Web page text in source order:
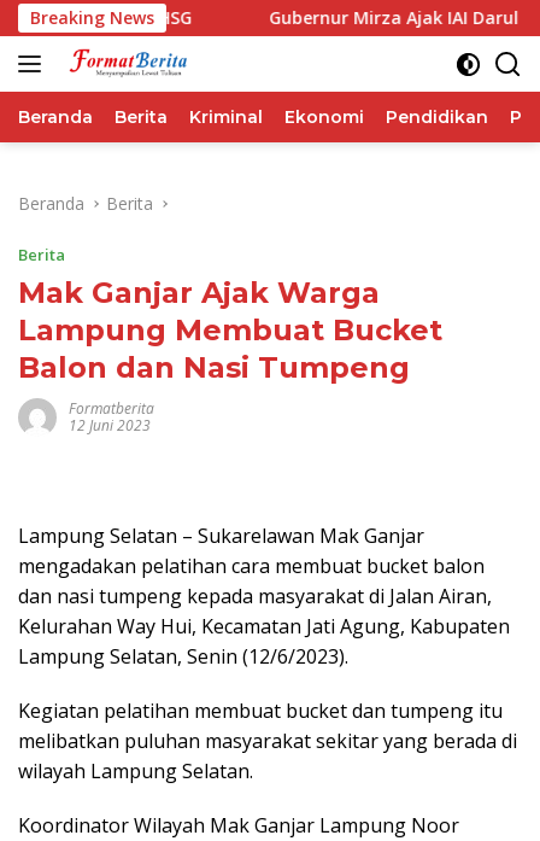
Langsung
ke
konten
Breaking News
IHSG Gubernur Mirza Ajak IAI Darul Fattah
Beranda Berita Kriminal Ekonomi Pendidikan
Beranda Berita
Berita
Mak Ganjar Ajak Warga
Lampung Membuat Bucket
Balon dan Nasi Tumpeng
Formatberita
12 Juni 2023
Lampung Selatan – Sukarelawan Mak Ganjar
mengadakan pelatihan cara membuat bucket balon
dan nasi tumpeng kepada masyarakat di Jalan Airan,
Kelurahan Way Hui, Kecamatan Jati Agung, Kabupaten
Lampung Selatan, Senin (12/6/2023).
Kegiatan pelatihan membuat bucket dan tumpeng itu
melibatkan puluhan masyarakat sekitar yang berada di
wilayah Lampung Selatan.
Koordinator Wilayah Mak Ganjar Lampung Noor